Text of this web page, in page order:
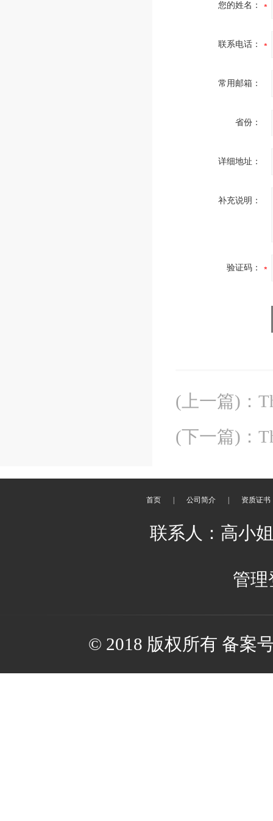
您的姓名：
联系电话：
常用邮箱：
省份：
详细地址：
补充说明：
验证码：
(上一篇) ：
(下一篇) ：
首页 公司简介 资质证书
联系人：高小
管理
© 2018 版权所有 备案